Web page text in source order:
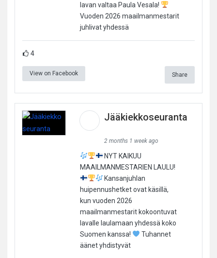
lavan valtaa Paula Vesala!
Vuoden 2026 maailmanmestarit
juhlivat yhdessä
4
View on Facebook Share
Jääkiekkoseuranta
2 months 1 week ago
NYT KAIKUU
MAAILMANMESTARIEN LAULU!
Kansanjuhlan
huipennushetket ovat käsillä,
kun vuoden 2026
maailmanmestarit kokoontuvat
lavalle laulamaan yhdessä koko
Suomen kanssa!
Tuhannet
äänet yhdistyvät